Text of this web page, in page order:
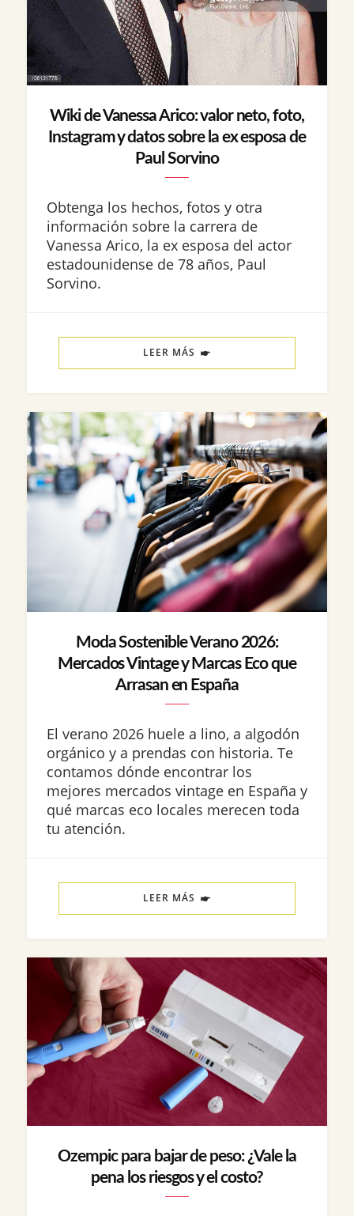
Wiki de Vanessa Arico: valor neto, foto,
Instagram y datos sobre la ex esposa de
Paul Sorvino
Obtenga los hechos, fotos y otra
información sobre la carrera de
Vanessa Arico, la ex esposa del actor
estadounidense de 78 años, Paul
Sorvino.
LEER MÁS
Moda Sostenible Verano 2026:
Mercados Vintage y Marcas Eco que
Arrasan en España
El verano 2026 huele a lino, a algodón
orgánico y a prendas con historia. Te
contamos dónde encontrar los
mejores mercados vintage en España y
qué marcas eco locales merecen toda
tu atención.
LEER MÁS
Ozempic para bajar de peso: ¿Vale la
pena los riesgos y el costo?